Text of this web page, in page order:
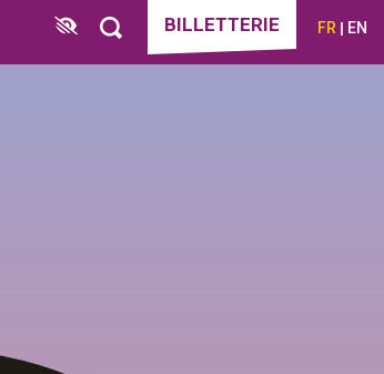
BILLETTERIE FR EN